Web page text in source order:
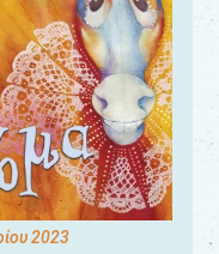
2023